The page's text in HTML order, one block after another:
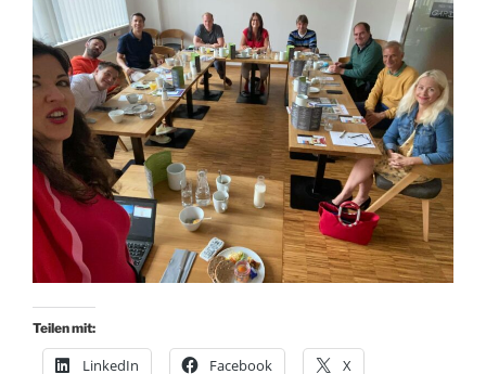
Teilen mit:
LinkedIn Facebook X